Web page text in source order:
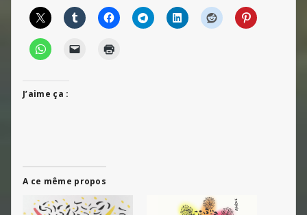
J’aime ça :
A ce même propos